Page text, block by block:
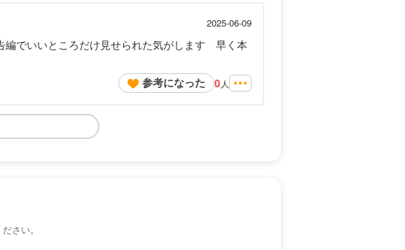
2025-06-09
でいいところだけ見せられた気がします 早く本
参考になった 0 人
さい。